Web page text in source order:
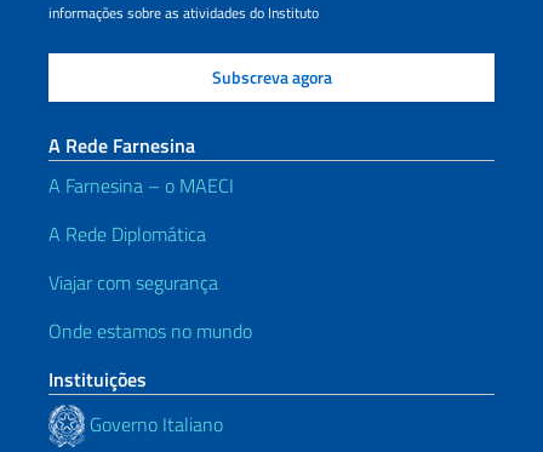
informações sobre as atividades do Instituto
A Rede Farnesina
A Farnesina – o MAECI
A Rede Diplomática
Viajar com segurança
Onde estamos no mundo
Instituições
Governo Italiano